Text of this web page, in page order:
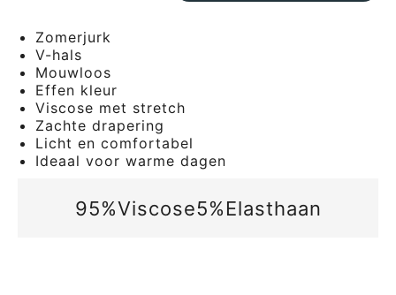
Zomerjurk
V-hals
Mouwloos
Effen kleur
Viscose met stretch
Zachte drapering
Licht en comfortabel
Ideaal voor warme dagen
95%Viscose5%Elasthaan